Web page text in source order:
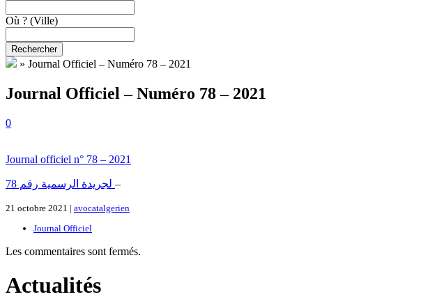
Où ? (Ville)
Rechercher
» Journal Officiel – Numéro 78 – 2021
Journal Officiel – Numéro 78 – 2021
0
Journal officiel n° 78 – 2021
–
21 octobre 2021 | avocatalgerien
Journal Officiel
Les commentaires sont fermés.
Actualités